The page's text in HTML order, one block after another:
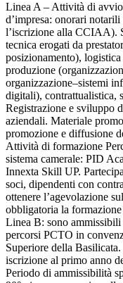
Linea A – Attività di
d’impresa: onorari
l’iscrizione alla CCIAA).
tecnica erogati da
posizionamento),
produzione
organizzazione–sistemi
digitali), contrattualistica,
Registrazione e sviluppo
aziendali. Materiale
promozione e diffusione
Attività di formazione
sistema camerale: PID
Innexta Skill UP.
soci, dipendenti con
ottenere l’agevolazione
obbligatoria la
Linea B: sono ammissibili
percorsi PCTO in
Superiore della
iscrizione al primo anno
Periodo di ammissibilità